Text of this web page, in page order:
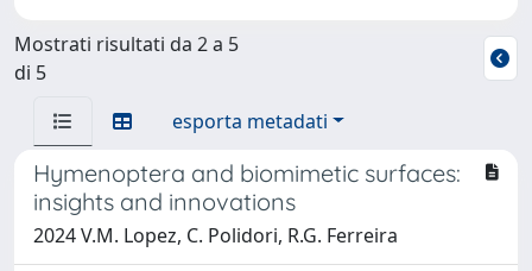
Mostrati risultati da 2 a 5
di 5
esporta metadati
Hymenoptera and biomimetic surfaces:
insights and innovations
2024 V.M. Lopez, C. Polidori, R.G. Ferreira